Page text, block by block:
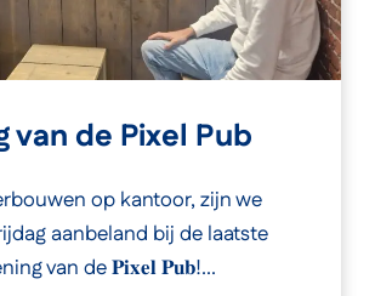
van de Pixel Pub
op kantoor, zijn we
aanbeland bij de laatste
van de 𝐏𝐢𝐱𝐞𝐥 𝐏𝐮𝐛!...